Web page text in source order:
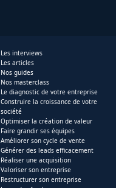
Les interviews
Les articles
Nos guides
Nos masterclass
Le diagnostic de votre entreprise
Construire la croissance de votre
société
Optimiser la création de valeur
Faire grandir ses équipes
Améliorer son cycle de vente
Générer des leads efficacement
Réaliser une acquisition
Valoriser son entreprise
Restructurer son entreprise